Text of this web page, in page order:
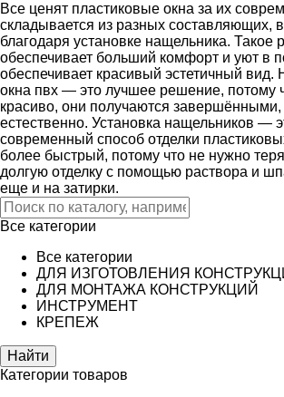
Все ценят пластиковые окна за их
складывается из разных составляющих,
благодаря установке нащельника. Такое
обеспечивает больший комфорт и уют в
обеспечивает красивый эстетичный вид.
окна пвх — это лучшее решение, потому
красиво, они получаются завершёнными,
естественно. Установка нащельников —
современный способ отделки
более быстрый, потому что не нужно
долгую отделку с помощью раствора и
еще и на затирки.
Все категории
Все категории
ДЛЯ ИЗГОТОВЛЕНИЯ
ДЛЯ МОНТАЖА КОНСТРУКЦИЙ
ИНСТРУМЕНТ
КРЕПЕЖ
Категории товаров